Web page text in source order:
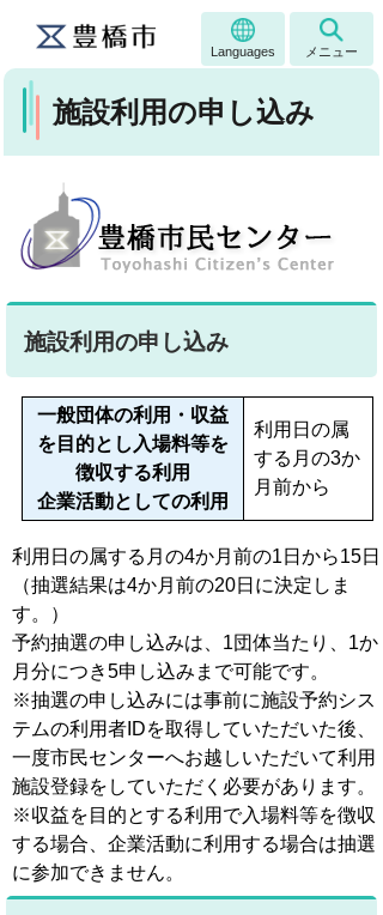
Languages メニュー
施設利用の申し込み
施設利用の申し込み
一般団体の利用・ 収益
を目的とし入場料等を
徴収する利用
企業活動としての利用
利用日の属
する月の3か
月前から
利用日の属する月の4か月前の1日から15日
（抽選結果は4か月前の20日に決定しま
す。）
予約抽選の申し込みは、1団体当たり、1か
月分につき5申し込みまで可能です。
※抽選の申し込みには事前に施設予約シス
テムの利用者IDを取得していただいた後、
一度市民センターへお越しいただいて利用
施設登録をしていただく必要があります。
※収益を目的とする利用で入場料等を徴収
する場合、 企業活動に利用する場合は抽選
に参加できません。